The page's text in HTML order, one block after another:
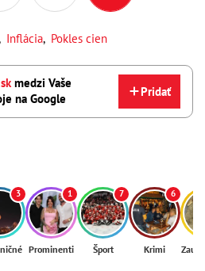
Inflácia, Pokles cien
medzi Vaše
na Google
Pridať
3 1
Prominenti
7
Šport
6
Krimi